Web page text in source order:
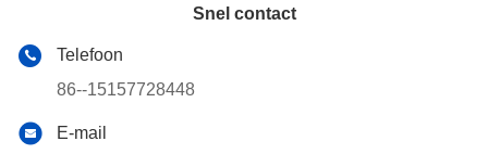
Snel contact
Telefoon
86--15157728448
E-mail